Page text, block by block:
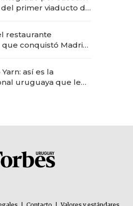
del primer viaducto de
restaurante
conquistó Madrid:
y prepara apertura
así es la
uruguaya que le